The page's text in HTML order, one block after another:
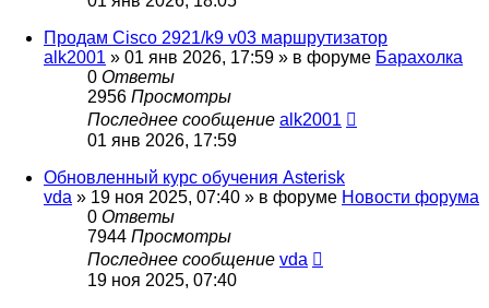
Продам Cisco 2921/k9 v03 маршрутизатор
alk2001 » 01 янв 2026, 17:59 » в форуме Барахолка
0 Ответы
2956 Просмотры
Последнее сообщение alk2001
01 янв 2026, 17:59
Обновленный курс обучения Asterisk
vda » 19 ноя 2025, 07:40 » в форуме Новости форума
0 Ответы
7944 Просмотры
Последнее сообщение vda
19 ноя 2025, 07:40